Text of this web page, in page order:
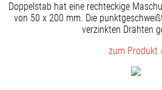
Doppelstab hat eine rechteckige
von 50 x 200 mm. Die
verzinkten Drähten
zum Produkt